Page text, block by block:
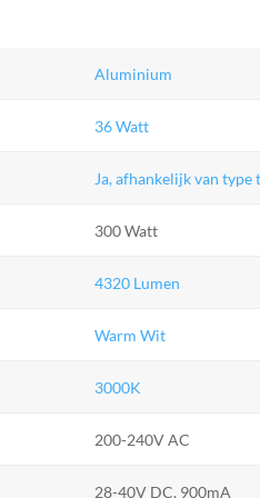
Aluminium
36 Watt
Ja, afhankelijk van
300 Watt
4320 Lumen
Warm Wit
3000K
200-240V AC
28-40V DC, 900mA